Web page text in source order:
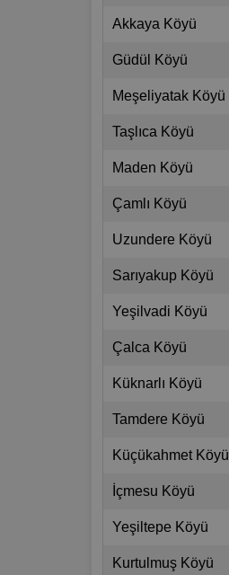
Akkaya Köyü
Güdül Köyü
Meşeliyatak Köyü
Taşlıca Köyü
Maden Köyü
Çamlı Köyü
Uzundere Köyü
Sarıyakup Köyü
Yeşilvadi Köyü
Çalca Köyü
Küknarlı Köyü
Tamdere Köyü
Küçükahmet Köyü
İçmesu Köyü
Yeşiltepe Köyü
Kurtulmuş Köyü